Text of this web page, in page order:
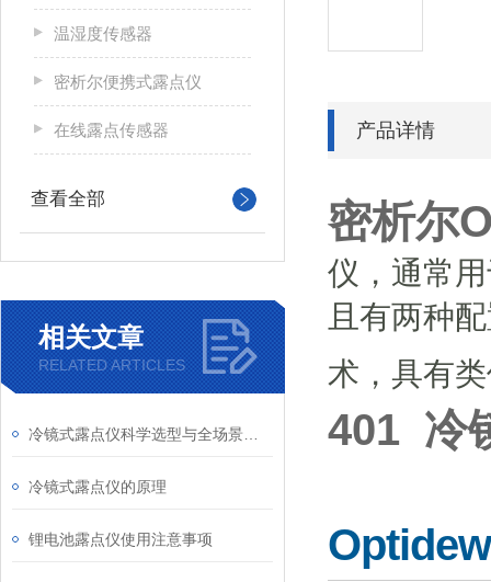
温湿度传感器
密析尔便携式露点仪
在线露点传感器
查看全部
相关文章
RELATED ARTICLES
冷镜式露点仪的原理
锂电池露点仪使用注意事项
产品详情
密析尔
仪，通常
且有两种
术，具有
401 冷